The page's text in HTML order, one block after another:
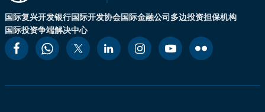
国际复兴开发银行国际开发协会国际金融公司多边投资担保机构
国际投资争端解决中心